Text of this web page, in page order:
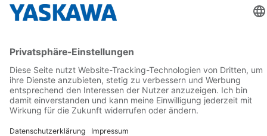
Home AGB Impressum
Yaskawa Europe GmbH